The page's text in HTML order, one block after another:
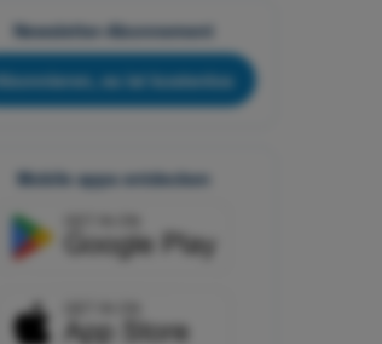
Newsletter-Abonnement
es ist kostenlos
Mobile apps entdecken